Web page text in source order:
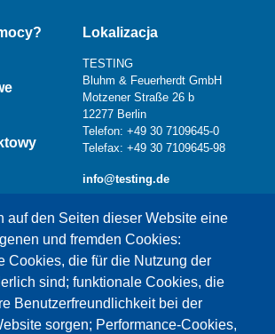
auf den Seiten dieser Website eine
und fremden Cookies:
Cookies, die für die Nutzung der
sind; funktionale Cookies, die
Benutzerfreundlichkeit bei der
sorgen; Performance-Cookies,
Lokalizacja
TESTING
Bluhm & Feuerherdt GmbH
Motzener Straße 26 b
12277 Berlin
Telefon: +49 30 7109645-0
Telefax: +49 30 7109645-98
info@testing.de